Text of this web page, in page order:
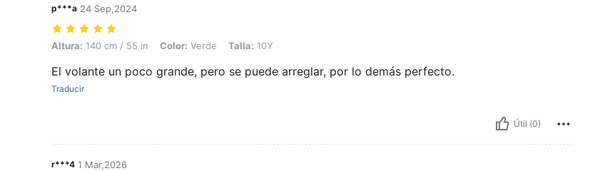
p***a 24 Sep,2024
Altura: 140 cm / 55 in, Color: Verde, Talla: 10Y
Altura: 140 cm / 55 in Color: Verde Talla: 10Y
El volante un poco grande, pero se puede arreglar, por lo demás perfecto.
Traducir
Útil (0)
r***4 1 Mar,2026